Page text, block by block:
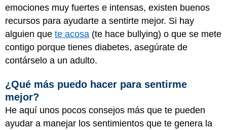
emociones muy fuertes e intensas, existen buenos
recursos para ayudarte a sentirte mejor. Si hay
alguien que te acosa (te hace bullying) o que se mete
contigo porque tienes diabetes, asegúrate de
contárselo a un adulto.
¿Qué más puedo hacer para sentirme
mejor?
He aquí unos pocos consejos más que te pueden
ayudar a manejar los sentimientos que te genera la